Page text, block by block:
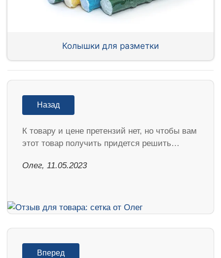
Колышки для разметки
Назад
К товару и цене претензий нет, но чтобы вам
этот товар получить придется решить…
Олег, 11.05.2023
Вперед